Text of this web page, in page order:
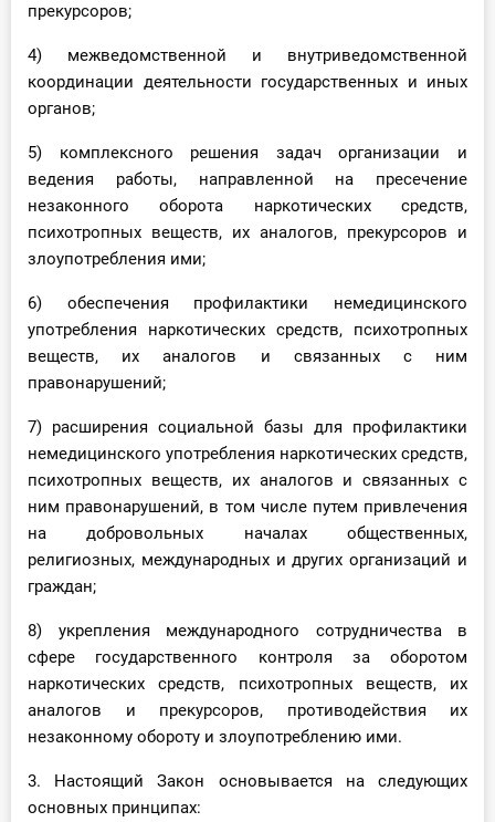
прекурсоров;
4) межведомственной и внутриведомственной
координации деятельности государственных и иных
органов;
5) комплексного решения задач организации и
ведения работы, направленной на пресечение
незаконного оборота наркотических средств,
психотропных веществ, их аналогов, прекурсоров и
злоупотребления ими;
6) обеспечения профилактики немедицинского
употребления наркотических средств, психотропных
веществ, их аналогов и связанных с ним
правонарушений;
7) расширения социальной базы для профилактики
немедицинского употребления наркотических средств,
психотропных веществ, их аналогов и связанных с
ним правонарушений, в том числе путем привлечения
на добровольных началах общественных,
религиозных, международных и других организаций и
граждан;
8) укрепления международного сотрудничества в
сфере государственного контроля за оборотом
наркотических средств, психотропных веществ, их
аналогов и прекурсоров, противодействия их
незаконному обороту и злоупотреблению ими.
3. Настоящий Закон основывается на следующих
основных принципах: